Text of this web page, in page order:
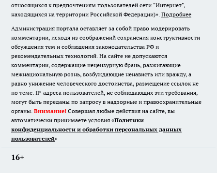
относящихся к предпочтениям пользователей сети "Интернет",
находящихся на территории Российской Федерации)». Подробнее
Администрация портала оставляет за собой право модерировать
комментарии, исходя из соображений сохранения конструктивности
обсуждения тем и соблюдения законодательства РФ и
рекомендательных технологий. На сайте не допускаются
комментарии, содержащие нецензурную брань, разжигающие
межнациональную рознь, возбуждающие ненависть или вражду, а
равно унижение человеческого достоинства, размещение ссылок не
по теме. IP-адреса пользователей, не соблюдающих эти требования,
могут быть переданы по запросу в надзорные и правоохранительные
органы. Внимание! Совершая любые действия на сайте, вы
автоматически принимаете условия «Политики
конфиденциальности и обработки персональных данных
пользователей»
16+